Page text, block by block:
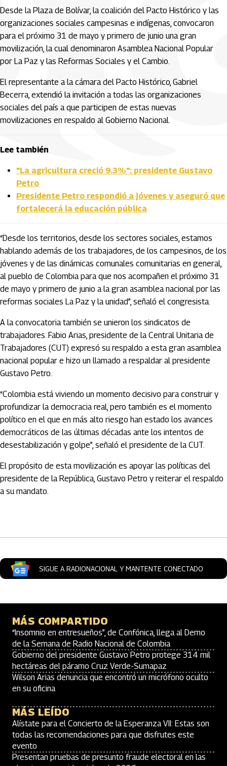
Desde la Plaza de Bolívar, la coalición del Pacto Histórico y las
organizaciones sociales campesinas e indígenas, convocaron
para el próximo 31 de mayo y primero de junio una gran
movilización, la cual denominaron Asamblea Nacional Popular
por La Paz y las Reformas Sociales y el Cambio.
El representante a la cámara del Pacto Histórico, Gabriel
Becerra, extendió la invitación a todas las organizaciones
sociales del país a que participen de estas nuevas
movilizaciones en respaldo al Gobierno Nacional.
Lee también
"La agricultura creció 9.3%": presidente Gustavo
Petro
Presidente Petro respondió a jóvenes y aseguró que
fortalecerá la educación pública
“Desde los territorios, desde los sectores sociales, estamos
hablando además de los trabajadores, de los campesinos, de los
jóvenes y de las dinámicas comunales comunitarias en general,
al pueblo de Colombia para que nos acompañen el próximo 31
de mayo y primero de junio a la gran asamblea nacional por las
reformas sociales La Paz y la unidad”, señaló el congresista.
A la convocatoria también se unieron los sindicatos de
trabajadores. Fabio Arias, presidente de la Central Unitaria de
Trabajadores (CUT) expresó su respaldo a esta gran asamblea
nacional popular e hizo un llamado a respaldar al presidente
Gustavo Petro.
“Colombia está viviendo un momento decisivo para construir y
profundizar la democracia real, pero también es el momento
político en el que en más alto riesgo han estado los avances
democráticos de las últimas décadas ante los intentos de
desestabilización y golpe”, señaló el presidente de la CUT.
El propósito de esta movilización es apoyar las políticas del
presidente de la República, Gustavo Petro y reiterar el respaldo
a su mandato.
SIGUE A RADIONACIONAL Y MANTENTE CONECTADO
MÁS COMPARTIDO
“Insomnio en entresueños”, de Confónica, llega al Demo
de la Semana de Radio Nacional de Colombia
Gobierno del presidente Gustavo Petro protege 314 mil
hectáreas del páramo Cruz Verde-Sumapaz
Wilson Arias denuncia que encontró un micrófono oculto
en su oficina
MÁS LEÍDO
Alístate para el Concierto de la Esperanza VII: Estas son
todas las recomendaciones para que disfrutes este
evento
Presentan pruebas de presunto fraude electoral en las